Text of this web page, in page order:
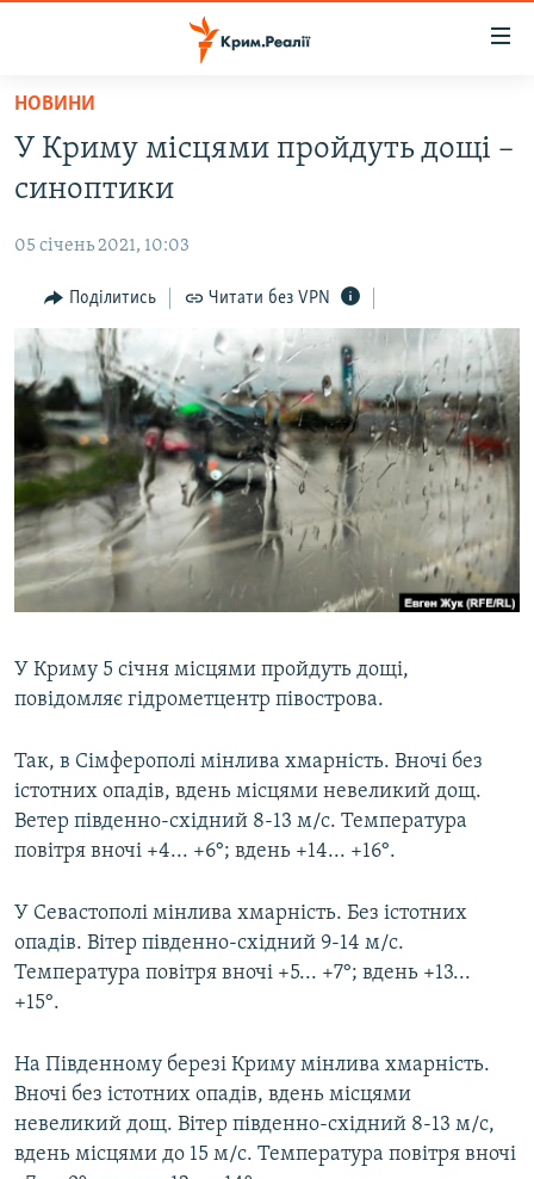
Перейти
основного
матеріалу
до
навігації
Перейти
пошуку
ВОДА.КРИМ
ПОЛІТИКА
БЛОГИ
ПОГЛЯД
ІНТЕРВ'Ю
ВСЕ ЗА ДЕНЬ
СПЕЦПРОЕКТИ
ДЕПОРТАЦІЯ
ВІДЕОУРОКИ «ELIFBE»
СВІДЧЕННЯ ОКУПАЦІЇ
ІНФОГРАФІКА
ЯК ОБІЙТИ БЛОКУВАННЯ
Русский
Qırımtatar
ДОЛУЧАЙСЯ!
Усі сайти RFE/RL
НОВИНИ
У Криму місцями пройдуть дощі –
синоптики
05 січень 2021, 10:03
Поділитись Читати без VPN
У Криму 5 січня місцями пройдуть дощі,
повідомляє гідрометцентр півострова.
Так, в Сімферополі мінлива хмарність. Вночі без
істотних опадів, вдень місцями невеликий дощ.
Ветер південно-східний 8-13 м/с. Температура
повітря вночі +4... +6°; вдень +14... +16°.
У Севастополі мінлива хмарність. Без істотних
опадів. Вітер південно-східний 9-14 м/с.
Температура повітря вночі +5... +7°; вдень +13...
+15°.
На Південному березі Криму мінлива хмарність.
Вночі без істотних опадів, вдень місцями
невеликий дощ. Вітер південно-східний 8-13 м/с,
вдень місцями до 15 м/с. Температура повітря вночі